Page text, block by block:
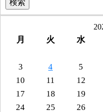
月 火 水
3
4 5
10
11 12
17
18 19
24
25 26